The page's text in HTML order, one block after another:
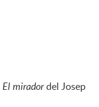
El miradordel Josep